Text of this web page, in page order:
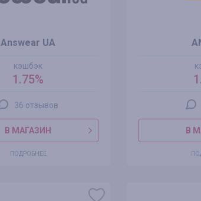
Answear UA
кэшбэк
1.75%
36 отзывов
В МАГАЗИН
ПОДРОБНЕЕ
В